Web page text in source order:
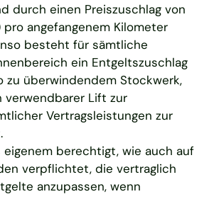
durch einen Preiszuschlag von
angefangenem Kilometer
besteht für sämtliche
ein Entgeltszuschlag
zu überwindendem Stockwerk,
verwendbarer Lift zur
Vertragsleistungen zur
eigenem berechtigt, wie auch auf
verpflichtet, die vertraglich
anzupassen, wenn